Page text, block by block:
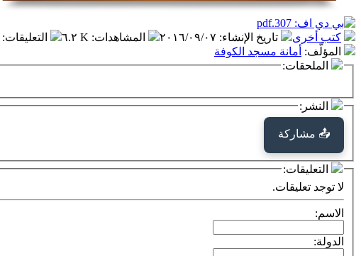
كتب أخرى تاريخ الإنشاء: ٢٠١٦/٠٩/٠٧ المشاهدات: ٦.٢ K التعليقات:
المؤلّف: أمانة مسجد الكوفة
الملحقات:
النشر:
📤 مشاركة
التعليقات:
لا توجد تعليقات.
الاسم:
الدولة: